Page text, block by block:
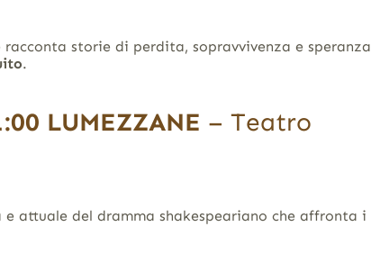
storie di perdita, sopravvivenza e speranza
.
LUMEZZANE – Teatro
attuale del dramma shakespeariano che affronta i